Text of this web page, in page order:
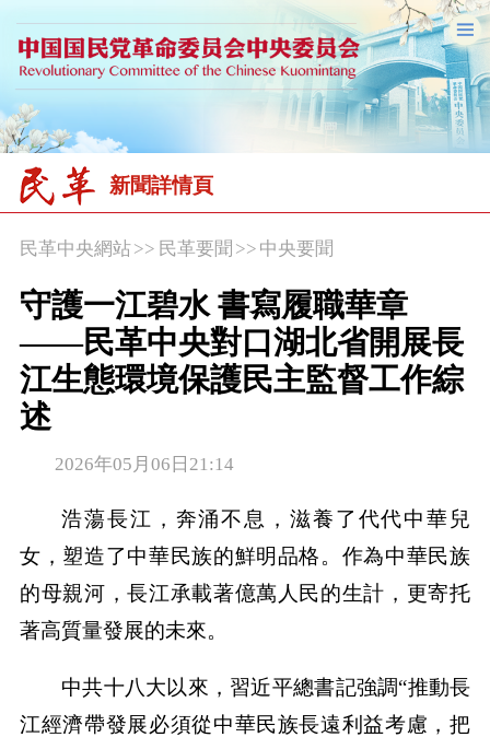
新聞詳情頁
民革中央網站>> 民革要聞 >> 中央要聞
守護一江碧水 書寫履職華章
——民革中央對口湖北省開展長
江生態環境保護民主監督工作綜
述
2026年05月06日21:14
浩蕩長江，奔涌不息，滋養了代代中華兒
女，塑造了中華民族的鮮明品格。作為中華民族
的母親河，長江承載著億萬人民的生計，更寄托
著高質量發展的未來。
中共十八大以來，習近平總書記強調“推動長
江經濟帶發展必須從中華民族長遠利益考慮，把